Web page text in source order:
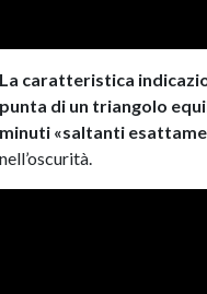
La caratteristica
punta di un triangolo
minuti «saltanti
nell’oscurità.